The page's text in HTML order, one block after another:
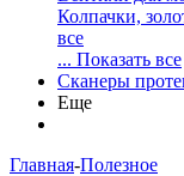
Колпачки,
все
... Показать все
Сканеры
Еще
Главная-Полезное